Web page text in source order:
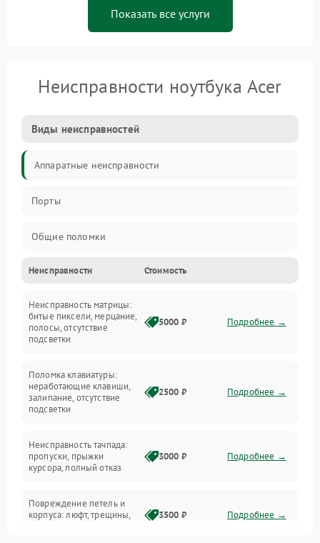
Показать все услуги
Неисправности ноутбука Acer
Виды неисправностей
Аппаратные неисправности
Порты
Общие поломки
Устройства
Программные ошибки
Электрические и системные сбои
Интерфейсные проблемы
Батарея
Сеть и интернет
Неисправности Стоимость
Неисправность матрицы:
битые пиксели, мерцание,
полосы, отсутствие
подсветки
5000 ₽ Подробнее →
Поломка клавиатуры:
неработающие клавиши,
залипание, отсутствие
подсветки
2500 ₽ Подробнее →
Неисправность тачпада:
пропуски, прыжки
курсора, полный отказ
3000 ₽ Подробнее →
Повреждение петель и
корпуса: люфт, трещины,
3500 ₽ Подробнее →